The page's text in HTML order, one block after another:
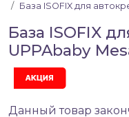
База ISOFIX для
База ISOFIX
UPPAbaby
Данный товар